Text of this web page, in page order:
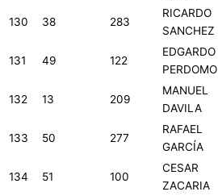
130 38 283
RICARDO
SANCHEZ
131 49 122
EDGARDO
PERDOMO
132 13 209
MANUEL
DAVILA
133 50 277
RAFAEL
GARCÍA
134 51 100
CESAR
ZACARIA